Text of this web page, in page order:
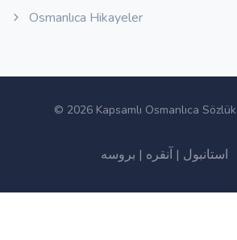
Osmanlıca Hikayeler
© 2026 Kapsamlı Osmanlıca Sözlük
استانبول | آنقره | بروسه